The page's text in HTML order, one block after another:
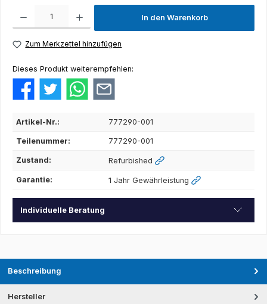
In den Warenkorb
Zum Merkzettel hinzufügen
Dieses Produkt weiterempfehlen:
Artikel-Nr.: 777290-001
Teilenummer: 777290-001
Zustand: Refurbished
Garantie: 1 Jahr Gewährleistung
Individuelle Beratung
Beschreibung
Hersteller